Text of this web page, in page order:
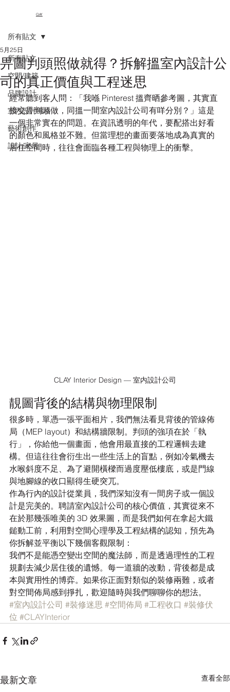
CLAY
所有貼文
空間/建築
品牌設計
室內設計風格
藝術創作
設計/家居
所有貼文
畀圖判頭照做就得？拆解搵室內設計公
司的真正價值與工程迷思
5月25日
經常聽到客人問：「我喺 Pinterest 搵齊晒參考圖，其實直
接交畀判頭做，同搵一間室內設計公司有咩分別？」這是
一個非常實在的問題。在資訊透明的年代，要配搭出好看
的顏色和風格並不難。但當理想的畫面要落地成為真實的
居住空間時，往往會面臨各種工程與物理上的衝擊。
CLAY Interior Design — 室内設計公司
靚圖背後的結構與物理限制
很多時，單憑一張平面相片，我們無法看見背後的管線佈
局（MEP layout）和結構牆限制。判頭的強項在於「執
行」，你給他一個畫面，他會用最直接的工程邏輯去建
構。但這往往會衍生出一些生活上的盲點，例如冷氣機去
水喉斜度不足、為了避開橫樑而過度壓低樓底，或是門線
與地腳線的收口顯得生硬突兀。
作為行內的設計從業員，我們深知沒有一間房子或一個設
計是完美的。聘請室內設計公司的核心價值，其實從來不
在於那幾張唯美的 3D 效果圖，而是我們如何在拿起大鐵
鎚動工前，利用對空間心理學及工程結構的認知，預先為
你拆解並平衡以下幾個客觀限制：
我們不是能憑空變出空間的魔法師，而是透過理性的工程
規劃去減少居住後的遺憾。每一道牆的改動，背後都是成
本與實用性的博弈。如果你正面對類似的裝修兩難，或者
對空間佈局感到掙扎，歡迎隨時與我們聊聊你的想法。
#室內設計公司 #裝修迷思 #空間佈局 #工程收口 #裝修伏
位 #CLAYInterior
最新文章 查看全部